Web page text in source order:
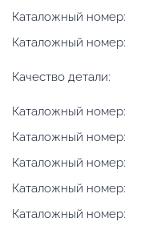
Каталожный номер:
Каталожный номер:
Качество детали:
Каталожный номер:
Каталожный номер:
Каталожный номер:
Каталожный номер:
Каталожный номер: